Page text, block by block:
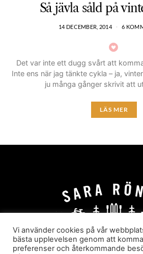
Så jävla såld på
14 DECEMBER, 2014 6
Det var inte ett dugg svårt att
Inte ens när jag tänkte cykla – ja,
ju många gånger skrivit att
LÄS MER
HEM OM MIG
Vi använder cookies på vår
bästa upplevelsen genom att
preferenser och återkommande